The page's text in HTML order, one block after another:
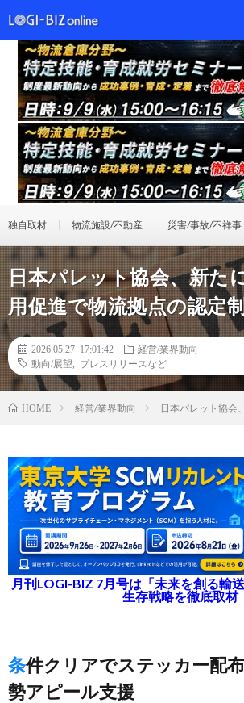
独自取材 物流施設/不動産 災害/事故/不祥事
日本パレット協会、新た
用促進で物流拠点の認定
2026.05.27 17:01:42
経営/業界動向
動向/展望
プレスリリースなど
HOME 経営/業界動向 日本パレット協会
月刊LOGI-BIZ 7月号は「未来を創る輸
生存戦略を徹底取材
条件クリアでステッカー配布、効率化の姿
勢アピール支援